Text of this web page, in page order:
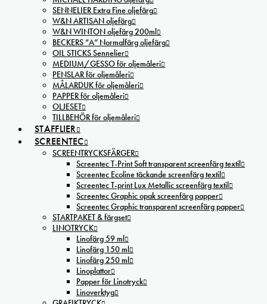
SENNELIER Extra Fine oljefärg
W&N ARTISAN oljefärg
W&N WINTON oljefärg 200ml
BECKERS ”A” Normalfärg oljefärg
OIL STICKS Sennelier
MEDIUM/GESSO för oljemåleri
PENSLAR för oljemåleri
MÅLARDUK för oljemåleri
PAPPER för oljemåleri
OLJESET
TILLBEHÖR för oljemåleri
STAFFLIER
SCREENTEC
SCREENTRYCKSFÄRGER
Screentec T-Print Soft transparent screenfärg textil
Screentec Ecoline täckande screenfärg textil
Screentec T-print Lux Metallic screenfärg textil
Screentec Graphic opak screenfärg papper
Screentec Graphic transparent screenfärg papper
STARTPAKET & färgset
LINOTRYCK
Linofärg 59 ml
Linofärg 150 ml
Linofärg 250 ml
Linoplattor
Papper för Linotryck
Linoverktyg